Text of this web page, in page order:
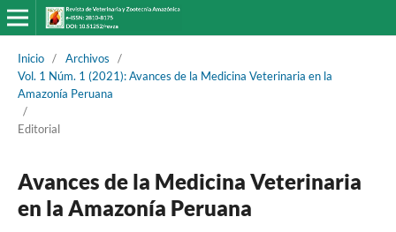
Inicio / Archivos
/
Vol. 1 Núm. 1 (2021): Avances de la Medicina Veterinaria en la
Amazonía Peruana
/
Editorial
Avances de la Medicina Veterinaria
en la Amazonía Peruana